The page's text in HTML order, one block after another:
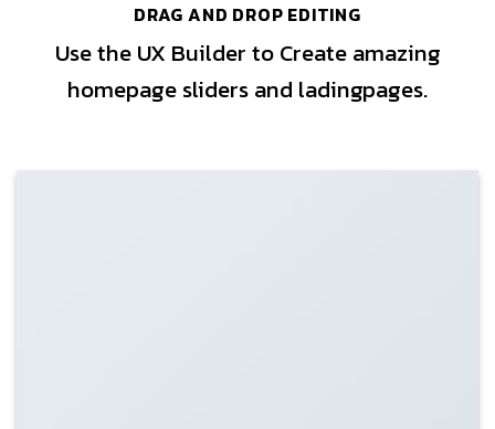
DRAG AND DROP EDITING
Use the UX Builder to Create amazing
homepage sliders and ladingpages.